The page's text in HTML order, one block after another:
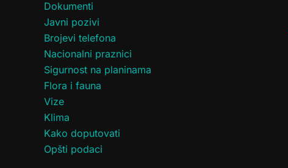
Dokumenti
Javni pozivi
Brojevi telefona
Nacionalni praznici
Sigurnost na planinama
Flora i fauna
Vize
Klima
Kako doputovati
Opšti podaci